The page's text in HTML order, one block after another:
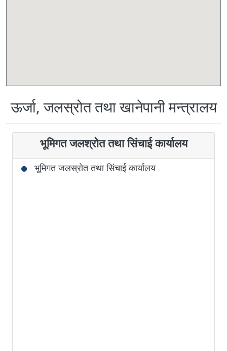
ऊर्जा, जलस्रोत तथा खानेपानी मन्त्रालय
भूमिगत जलश्रोत तथा सिंचाई कार्यालय
भूमिगत जलस्रोत तथा सिंचाई कार्यालय